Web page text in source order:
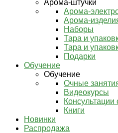
Арома-штучки
Арома-
Арома-
Наборы
Тара и
Тара и
Подарки
Обучение
Обучение
Очные
Видеокурсы
Консультации
Книги
Новинки
Распродажа